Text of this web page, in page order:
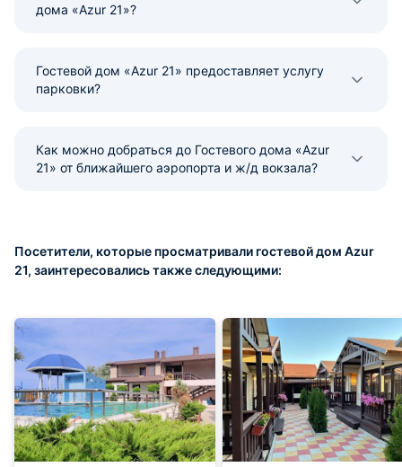
дома «Azur 21»?
Гостевой дом «Azur 21» предоставляет услугу
парковки?
Как можно добраться до Гостевого дома «Azur
21» от ближайшего аэропорта и ж/д вокзала?
Посетители, которые просматривали гостевой дом Azur
21, заинтересовались также следующими: